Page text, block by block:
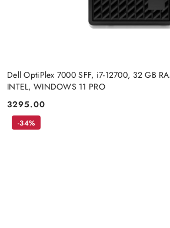
Dell OptiPlex 7000 SFF, i7-12700, 32 GB
INTEL, WINDOWS 11 PRO
Cena:
3295.00
-34%